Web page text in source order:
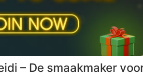
– De smaakmaker